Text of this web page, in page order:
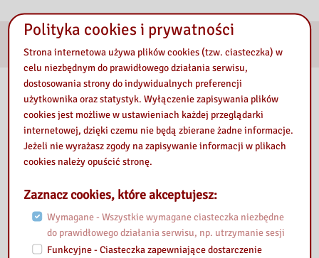
E-services
Our library
Polityka cookies i prywatności
Strona internetowa używa plików cookies (tzw. ciasteczka) w
celu niezbędnym do prawidłowego działania serwisu,
dostosowania strony do indywidualnych preferencji
użytkownika oraz statystyk. Wyłączenie zapisywania plików
cookies jest możliwe w ustawieniach każdej przeglądarki
internetowej, dzięki czemu nie będą zbierane żadne informacje.
Jeżeli nie wyrażasz zgody na zapisywanie informacji w plikach
cookies należy opuścić stronę.
Zaznacz cookies, które akceptujesz:
Wymagane - Wszystkie wymagane ciasteczka niezbędne
do prawidłowego działania serwisu, np. utrzymanie sesji
Funkcyjne - Ciasteczka zapewniające dostarczenie